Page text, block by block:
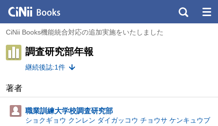
CiNii Books機能統合対応の追加実施をいたしました
調査研究部年報
継続後誌:1件
著者
職業訓練大学校調査研究部
ショクギョウ クンレン ダイガッコウ チョウサ ケンキュウブ